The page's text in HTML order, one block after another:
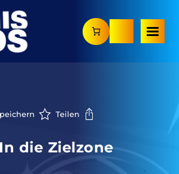
Teilen
In die Zielzone